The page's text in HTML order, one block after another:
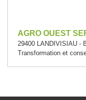
AGRO OUEST
29400 LANDIVISIAU -
Transformation et